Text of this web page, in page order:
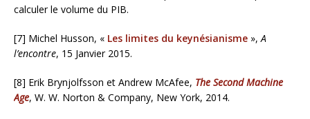
calculer le volume du PIB.
[7] Michel Husson, « Les limites du keynésianisme »,A
l’encontre, 15 Janvier 2015.
[8] Erik Brynjolfsson et Andrew McAfee, The Second Machine
Age, W. W. Norton & Company, New York, 2014.